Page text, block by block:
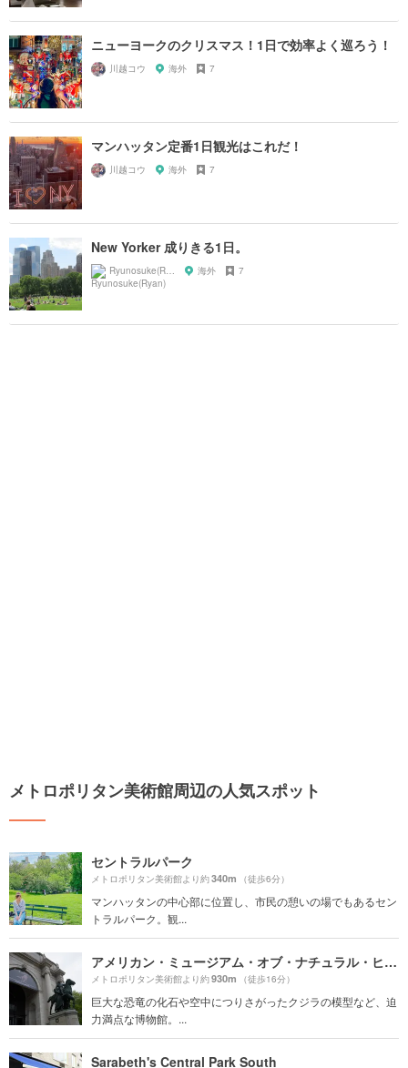
ニューヨークのクリスマス！1日で効率よく巡ろう！
川越コウ 海外 7
マンハッタン定番1日観光はこれだ！
川越コウ 海外 7
New Yorker 成りきる1日。
Ryunosuke(Ryan) 海外 7
メトロポリタン美術館周辺の人気スポット
セントラルパーク
メトロポリタン美術館より約340m （徒歩6分）
マンハッタンの中心部に位置し、市民の憩いの場でもあるセン
トラルパーク。観...
アメリカン・ミュージアム・オブ・ナチュラル・ヒストリー（アメリカ自然史博物館）
メトロポリタン美術館より約930m （徒歩16分）
巨大な恐竜の化石や空中につりさがったクジラの模型など、迫
力満点な博物館。...
Sarabeth's Central Park South